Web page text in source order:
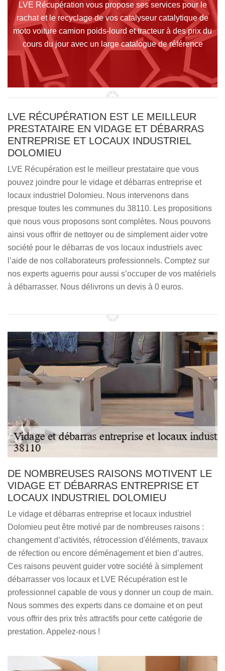
LVE Récupération vous propose ses services pour le
rachat et le recyclage de vos catalyseur catalytique de
moto voiture camion poids-lourd et tracteur à des prix du
cours du jour avec un large catalogue de référence
LVE RÉCUPÉRATION EST LE MEILLEUR
PRESTATAIRE EN VIDAGE ET DÉBARRAS
ENTREPRISE ET LOCAUX INDUSTRIEL
DOLOMIEU
LVE Récupération est le meilleur prestataire que vous
pouvez joindre pour le vidage et débarras entreprise et
locaux industriel Dolomieu. Nous intervenons dans
presque toutes les communes du 38110. Les propositions
que nous vous proposons sont complètes. Nous pouvons
ainsi vous offrir de nettoyer ou de simplement aider votre
société pour le débarras de vos locaux industriels avec
l’aide de nos collaborateurs professionnels. Comptez sur
nos experts aguerris pour aussi s’occuper de vos matériels
à débarrasser. Nous délivrons un devis à 0 euros.
DE NOMBREUSES RAISONS MOTIVENT LE
VIDAGE ET DÉBARRAS ENTREPRISE ET
LOCAUX INDUSTRIEL DOLOMIEU
Le vidage et débarras entreprise et locaux industriel
Dolomieu peut être motivé par de nombreuses raisons :
changement d’activités, rétrocession d'éléments, travaux
de réfection ou encore déménagement et bien d’autres.
Ces raisons peuvent guider votre société à simplement
débarrasser vos locaux et LVE Récupération est le
professionnel capable de vous y donner un coup de main.
Nous sommes des experts dans ce domaine et on peut
vous offrir des prix très attractifs pour cette catégorie de
prestation. Appelez-nous !